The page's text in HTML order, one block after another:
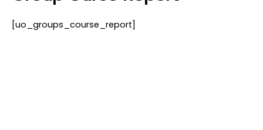
[uo_groups_course_report]